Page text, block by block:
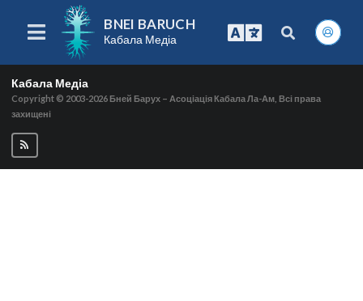
BNEI BARUCH
Кабала Медіа
Кабала Медіа
Copyright © 2003-2026 Бней Барух – Асоціація Кабала Ла-Ам, Всі права
захищені